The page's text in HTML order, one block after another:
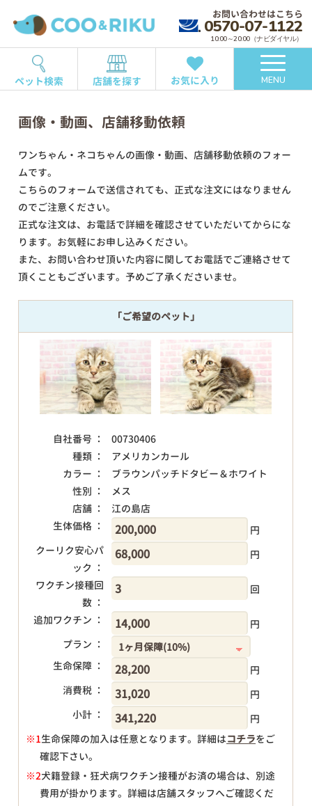
お問い合わせはこちら
0570-07-1122
10:00～20:00（ナビダイヤル）
ペット検索 店舗を探す お気に入り MENU
画像・動画、店舗移動依頼
ワンちゃん・ネコちゃんの画像・動画、店舗移動依頼のフォー
ムです。
こちらのフォームで送信されても、正式な注文にはなりません
のでご注意ください。
正式な注文は、お電話で詳細を確認させていただいてからにな
ります。お気軽にお申し込みください。
また、お問い合わせ頂いた内容に関してお電話でご連絡させて
頂くこともございます。予めご了承くださいませ。
「ご希望のペット」
自社番号 ：
00730406
種類 ：
アメリカンカール
カラー ：
ブラウンパッチドタビー＆ホワイト
性別 ：
メス
店舗 ：
江の島店
生体価格 ：
円
クーリク安心パ
ック ：
円
ワクチン接種回
数 ：
回
追加ワクチン ：
円
プラン ：
生命保障 ：
円
消費税 ：
円
小計 ：
円
※1生命保障の加入は任意となります。詳細はコチラをご
確認下さい。
※2犬籍登録・狂犬病ワクチン接種がお済の場合は、別途
費用が掛かります。詳細は店舗スタッフへご確認くだ